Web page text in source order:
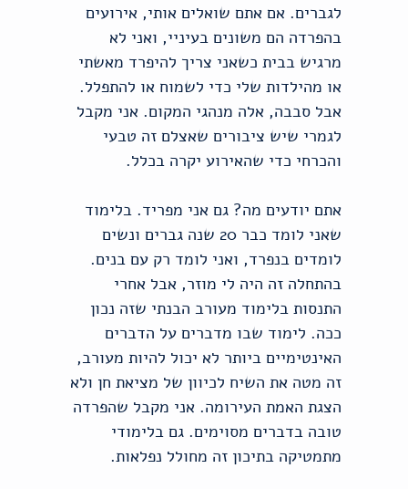
לגברים. אם אתם שואלים אותי, אירועים
בהפרדה הם משונים בעיניי, ואני לא
מרגיש בבית כשאני צריך להיפרד מאשתי
או מהילדות שלי כדי לשמוח או להתפלל.
אבל סבבה, אלה מנהגי המקום. אני מקבל
לגמרי שיש ציבורים שאצלם זה טבעי
והכרחי כדי שהאירוע יקרה בכלל.
אתם יודעים מה? גם אני מפריד. בלימוד
שאני לומד כבר 20 שנה גברים ונשים
לומדים בנפרד, ואני לומד רק עם בנים.
בהתחלה זה היה לי מוזר, אבל אחרי
התנסות בלימוד מעורב הבנתי שזה נכון
ככה. לימוד שבו מדברים על הדברים
האינטימיים ביותר לא יכול להיות מעורב,
זה מטה את השיח לכיוון של מציאת חן ולא
הצגת האמת העירומה. אני מקבל שהפרדה
טובה בדברים מסוימים. גם בלימודי
מתמטיקה בתיכון זה מחולל נפלאות.